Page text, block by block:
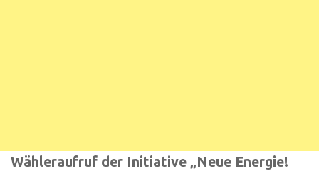
Wähleraufruf der Initiative „Neue Energie!